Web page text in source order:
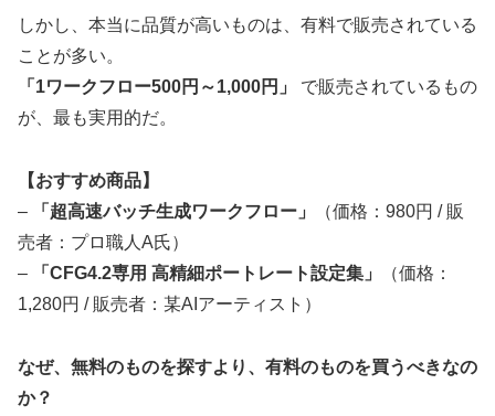
しかし、本当に品質が高いものは、有料で販売されている
ことが多い。
「1ワークフロー500円～1,000円」
で販売されているもの
が、最も実用的だ。
【おすすめ商品】
–
「超高速バッチ生成ワークフロー」
（価格：980円 / 販
売者：プロ職人A氏）
–
「CFG4.2専用 高精細ポートレート設定集」
（価格：
1,280円 / 販売者：某AIアーティスト）
なぜ、無料のものを探すより、有料のものを買うべきなの
か？